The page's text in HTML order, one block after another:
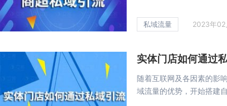
私域流量 2023年
实体门店如何通过
随着互联网及各因素的影
域流量的优势，开始搭建